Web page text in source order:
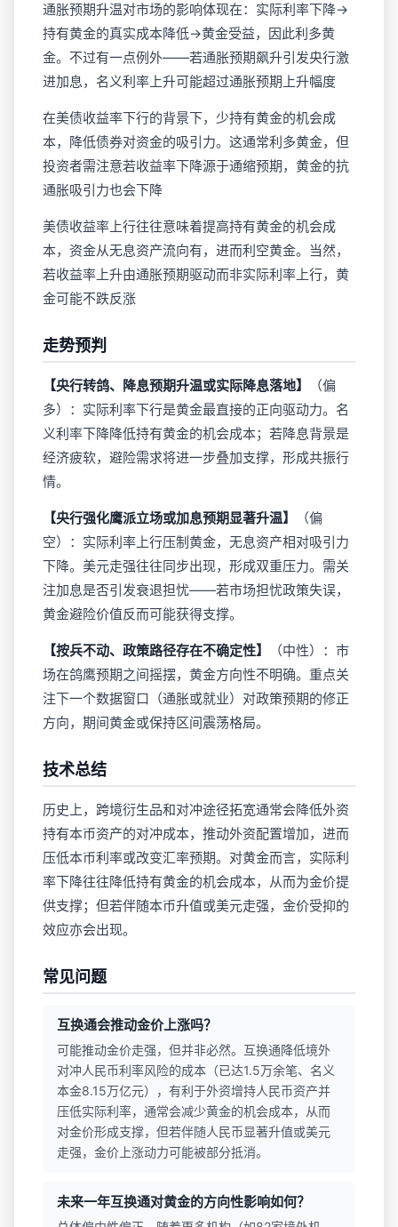
通胀预期升温对市场的影响体现在：实际利率下降→
持有黄金的真实成本降低→黄金受益，因此利多黄
金。不过有一点例外——若通胀预期飙升引发央行激
进加息，名义利率上升可能超过通胀预期上升幅度
在美债收益率下行的背景下，少持有黄金的机会成
本，降低债券对资金的吸引力。这通常利多黄金，但
投资者需注意若收益率下降源于通缩预期，黄金的抗
通胀吸引力也会下降
美债收益率上行往往意味着提高持有黄金的机会成
本，资金从无息资产流向有，进而利空黄金。当然，
若收益率上升由通胀预期驱动而非实际利率上行，黄
金可能不跌反涨
走势预判
【央行转鸽、降息预期升温或实际降息落地】
（偏
多）：实际利率下行是黄金最直接的正向驱动力。名
义利率下降降低持有黄金的机会成本；若降息背景是
经济疲软，避险需求将进一步叠加支撑，形成共振行
情。
【央行强化鹰派立场或加息预期显著升温】
（偏
空）：实际利率上行压制黄金，无息资产相对吸引力
下降。美元走强往往同步出现，形成双重压力。需关
注加息是否引发衰退担忧——若市场担忧政策失误，
黄金避险价值反而可能获得支撑。
【按兵不动、政策路径存在不确定性】
（中性）：市
场在鸽鹰预期之间摇摆，黄金方向性不明确。重点关
注下一个数据窗口（通胀或就业）对政策预期的修正
方向，期间黄金或保持区间震荡格局。
技术总结
历史上，跨境衍生品和对冲途径拓宽通常会降低外资
持有本币资产的对冲成本，推动外资配置增加，进而
压低本币利率或改变汇率预期。对黄金而言，实际利
率下降往往降低持有黄金的机会成本，从而为金价提
供支撑；但若伴随本币升值或美元走强，金价受抑的
效应亦会出现。
常见问题
互换通会推动金价上涨吗？
可能推动金价走强，但并非必然。互换通降低境外
对冲人民币利率风险的成本（已达1.5万余笔、名义
本金8.15万亿元），有利于外资增持人民币资产并
压低实际利率，通常会减少黄金的机会成本，从而
对金价形成支撑，但若伴随人民币显著升值或美元
走强，金价上涨动力可能被部分抵消。
未来一年互换通对黄金的方向性影响如何？